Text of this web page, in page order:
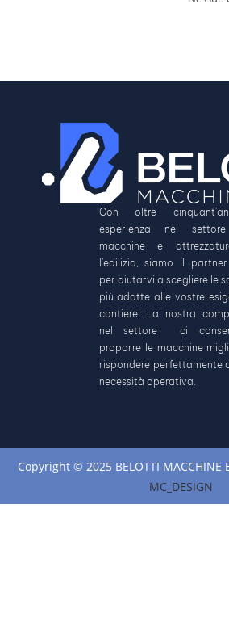
Con oltre
esperienza nel
macchine e
l’edilizia, siamo il
per aiutarvi a scegliere le
più adatte alle vostre
cantiere. La nostra
nel settore ci
proporre le macchine
rispondere perfettamente
necessità operativa.
Copyright © 2025 BELOTTI
MC_DESIGN